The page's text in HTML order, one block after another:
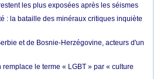
les plus exposées après les séismes
: la bataille des minéraux critiques inquiète
et de Bosnie-Herzégovine, acteurs d'un
le terme « LGBT » par « culture